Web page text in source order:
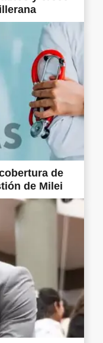
de
de Milei